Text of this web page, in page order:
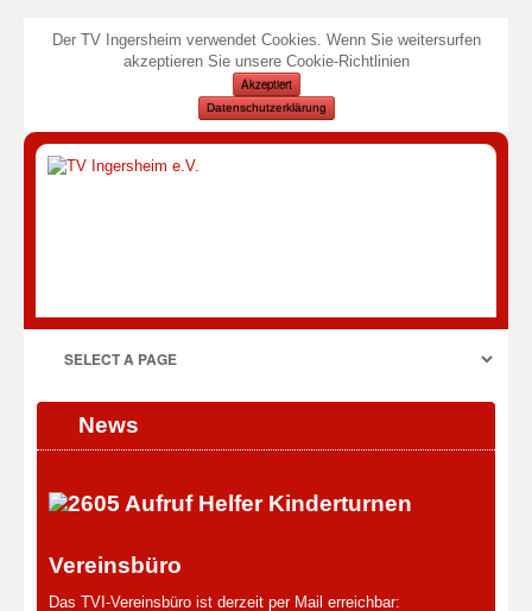
Der TV Ingersheim verwendet Cookies. Wenn Sie weitersurfen
akzeptieren Sie unsere Cookie-Richtlinien
Akzeptiert
Datenschutzerklärung
News
Vereinsbüro
Das TVI-Vereinsbüro ist derzeit per Mail erreichbar: